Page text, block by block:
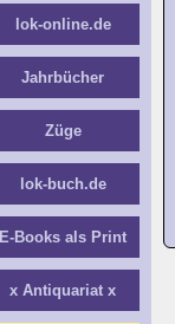
lok-online.de
Jahrbücher
Züge
lok-buch.de
E-Books als Print
x Antiquariat x